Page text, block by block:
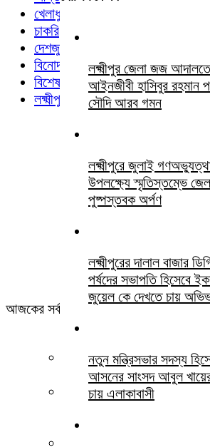
লক্ষ্মীপুর জেলা জজ
আইনজীবী হাসিবুর রহমান
সৌদি আরব গমন
লক্ষ্মীপুরে জুলাই
উপলক্ষ্যে স্মৃতিস্তম্ভে
পুষ্পস্তবক অর্পণ
লক্ষ্মীপুরের দালাল বাজার
পর্ষদের সভাপতি হিসেবে
জুয়েল কে দেখতে চায়
নতুন মন্ত্রিসভার সদস্য
আসনের সাংসদ আবুল
চায় এলাকাবাসী
খেলাধুলা
চাকরি
দেশজুড়ে
বিনোদন
বিশেষ প্রতিবেদন
লক্ষ্মীপুর সংবাদ
আজকের সর্বশেষ সবখবর
খামোশী বড় চিৎকার
লক্ষ্মীপুর জেলা জজ আদালতের